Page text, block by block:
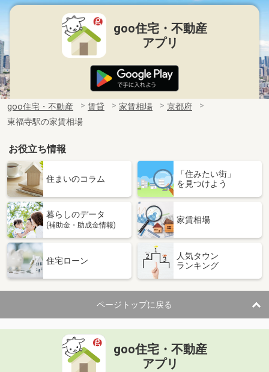
goo住宅・不動産
アプリ
goo住宅・不動産 賃貸 家賃相場
京都府
東福寺駅の家賃相場
お役立ち情報
住まいのコラム
「住みたい街」
を見つけよう
暮らしのデータ
(補助金・助成金情報)
家賃相場
住宅ローン
人気タウン
ランキング
ページトップに戻る
goo住宅・不動産
アプリ